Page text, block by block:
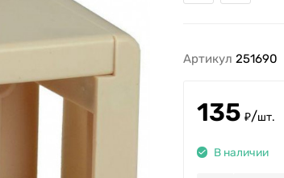
Артикул 251690
135 ₽/шт.
В наличии